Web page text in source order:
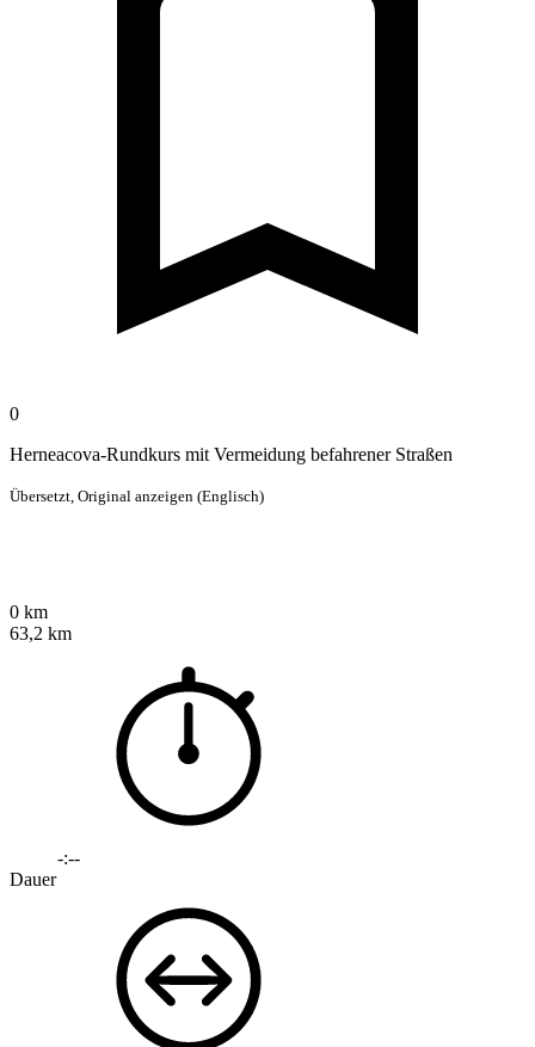
0
Herneacova-Rundkurs mit Vermeidung befahrener Straßen
Übersetzt, Original anzeigen (Englisch)
0 km
63,2 km
-:--
Dauer